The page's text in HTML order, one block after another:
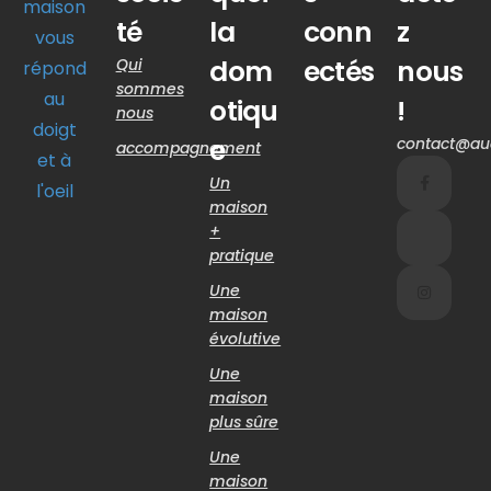
maison
vous
répond
au
doigt
et à
l'oeil
té
Qui
sommes
nous
accompagnement
la
dom
otiqu
e
Un
maison
+
pratique
Une
maison
évolutive
Une
maison
plus sûre
Une
maison
conn
ectés
z
nous
!